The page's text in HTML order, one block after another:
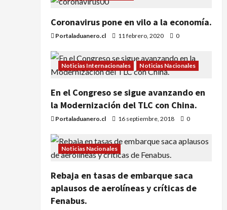
Coronavirus pone en vilo a la economía.
Portaladuanero.cl 11 febrero, 2020 0
Noticias Internacionales Noticias Nacionales
En el Congreso se sigue avanzando en
la Modernización del TLC con China.
Portaladuanero.cl 16 septiembre, 2018 0
Noticias Nacionales
Rebaja en tasas de embarque saca
aplausos de aerolíneas y críticas de
Fenabus.